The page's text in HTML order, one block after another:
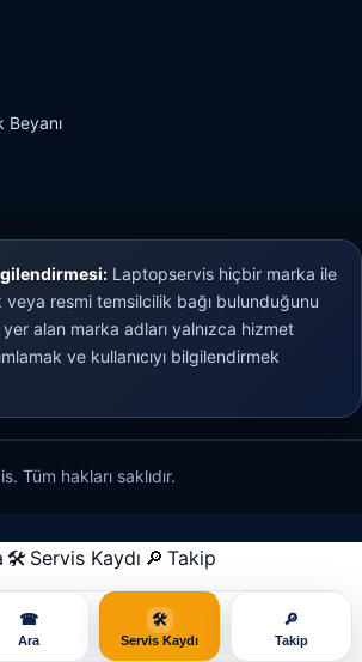
Beyanı
Laptopservis hiçbir marka ile
resmi temsilcilik bağı bulunduğunu
alan marka adları yalnızca hizmet
ve kullanıcıyı bilgilendirmek
Tüm hakları saklıdır.
🛠 Servis Kaydı 🔎 Takip
☎
Ara
🛠
Servis Kaydı
🔎
Takip